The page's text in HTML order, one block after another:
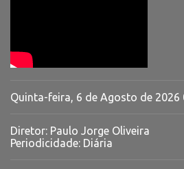
Quinta-feira, 6 de Agosto de 2026
Diretor: Paulo Jorge Oliveira
Periodicidade: Diária